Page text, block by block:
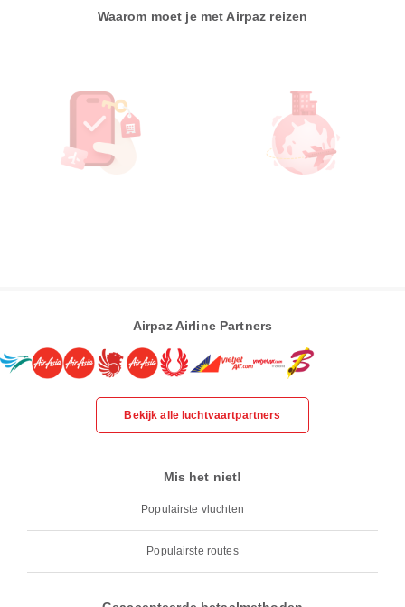
Waarom moet je met Airpaz reizen
Airpaz Airline Partners
Bekijk alle luchtvaartpartners
Mis het niet!
Populairste vluchten
Populairste routes